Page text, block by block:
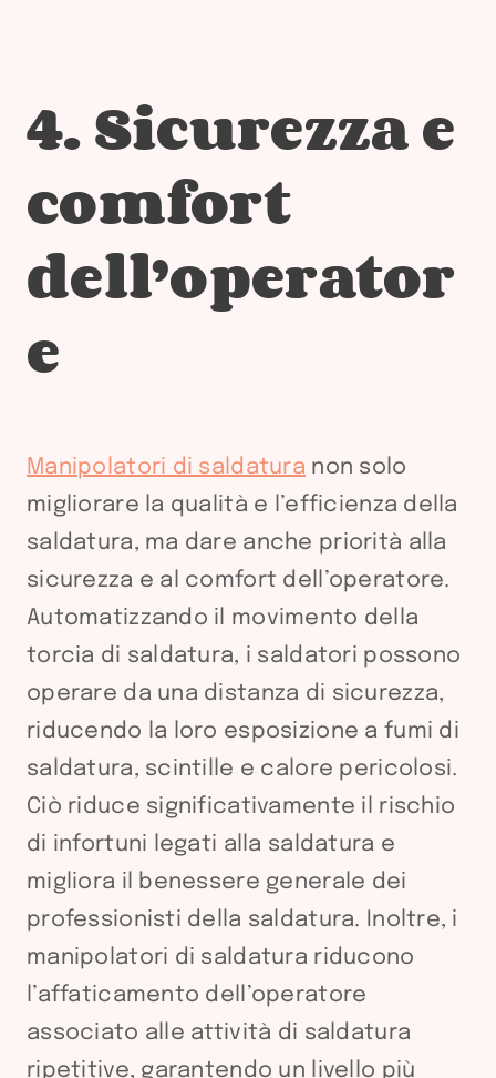
4. Sicurezza e
comfort
dell’operator
e
Manipolatori di saldatura non solo
migliorare la qualità e l’efficienza della
saldatura, ma dare anche priorità alla
sicurezza e al comfort dell’operatore.
Automatizzando il movimento della
torcia di saldatura, i saldatori possono
operare da una distanza di sicurezza,
riducendo la loro esposizione a fumi di
saldatura, scintille e calore pericolosi.
Ciò riduce significativamente il rischio
di infortuni legati alla saldatura e
migliora il benessere generale dei
professionisti della saldatura. Inoltre, i
manipolatori di saldatura riducono
l’affaticamento dell’operatore
associato alle attività di saldatura
ripetitive, garantendo un livello più